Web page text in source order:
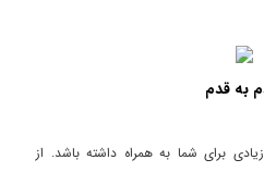
به قدم
برای شما به همراه داشته باشد. از